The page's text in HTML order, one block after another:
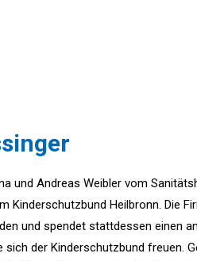
und Andreas Weibler vom
Kinderschutzbund Heilbronn. Die
und spendet stattdessen einen
der Kinderschutzbund freuen.